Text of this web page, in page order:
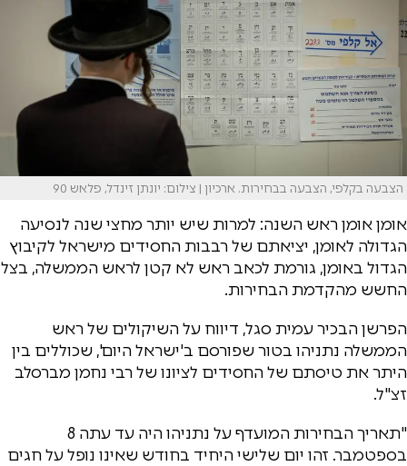
הצבעה בקלפי, הצבעה בבחירות. ארכיון | צילום: יונתן זינדל, פלאש 90
אומן אומן ראש השנה: למרות שיש יותר מחצי שנה לנסיעה
הגדולה לאומן, יציאתם של רבבות החסידים מישראל לקיבוץ
הגדול באומן, גורמת לכאב ראש לא קטן לראש הממשלה, בצל
החשש מהקדמת הבחירות.
הפרשן הבכיר עמית סגל, דיווח על השיקולים של ראש
הממשלה נתניהו בטור שפורסם ב'ישראל היום', שכוללים בין
היתר את טיסתם של החסידים לציונו של רבי נחמן מברסלב
זצ"ל.
"תאריך הבחירות המועדף על נתניהו היה עד עתה 8
בספטמבר. זהו יום שלישי היחיד בחודש שאינו נופל על חגים